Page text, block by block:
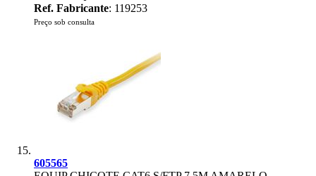
Ref. Fabricante: 119253
Preço sob consulta
605565